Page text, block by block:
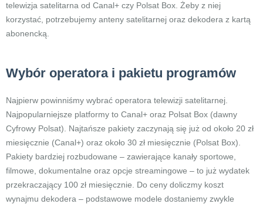
telewizja satelitarna od Canal+ czy Polsat Box. Żeby z niej
korzystać, potrzebujemy anteny satelitarnej oraz dekodera z kartą
abonencką.
Wybór operatora i pakietu programów
Najpierw powinniśmy wybrać operatora telewizji satelitarnej.
Najpopularniejsze platformy to Canal+ oraz Polsat Box (dawny
Cyfrowy Polsat). Najtańsze pakiety zaczynają się już od około 20 zł
miesięcznie (Canal+) oraz około 30 zł miesięcznie (Polsat Box).
Pakiety bardziej rozbudowane – zawierające kanały sportowe,
filmowe, dokumentalne oraz opcje streamingowe – to już wydatek
przekraczający 100 zł miesięcznie. Do ceny doliczmy koszt
wynajmu dekodera – podstawowe modele dostaniemy zwykle